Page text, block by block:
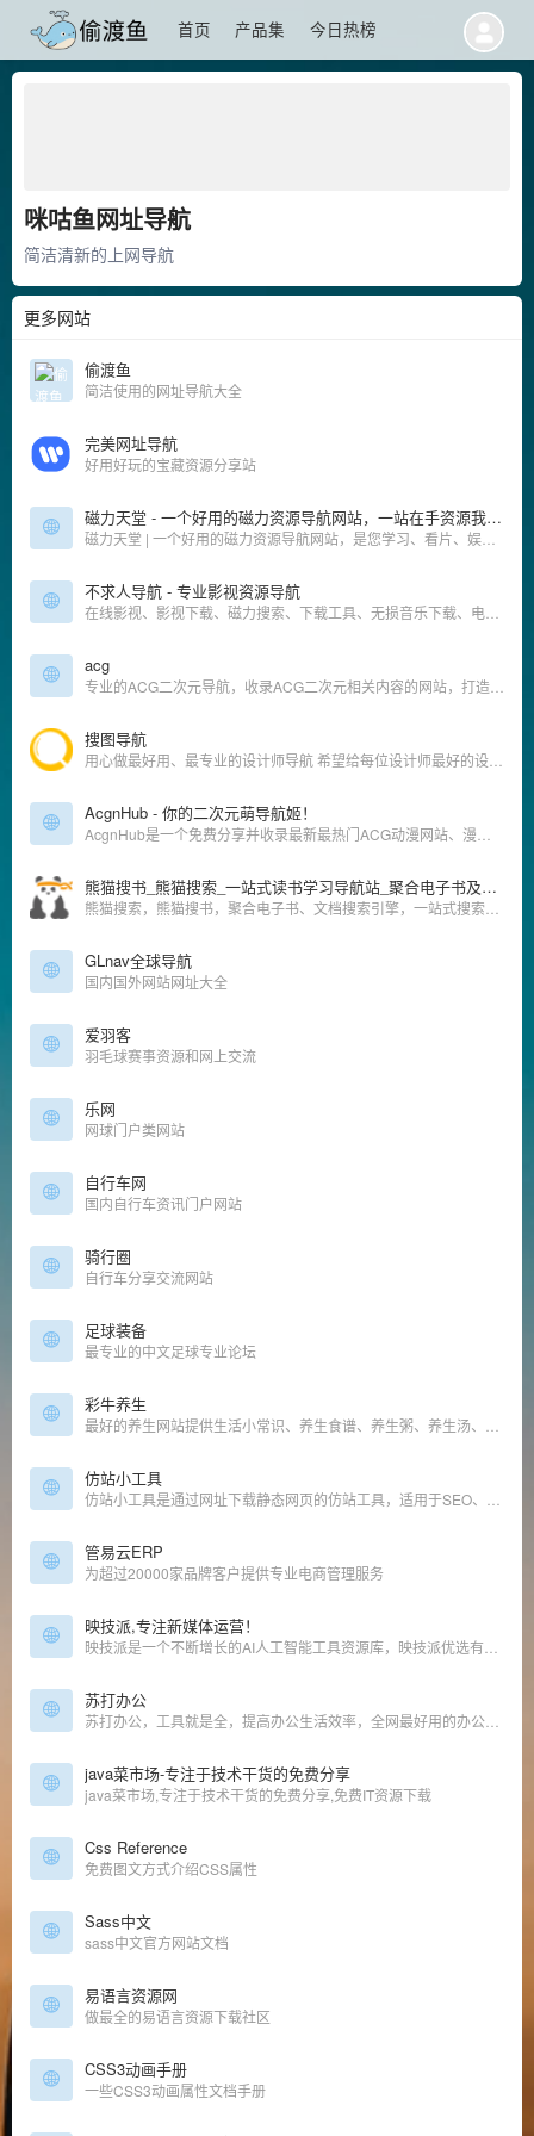
首页 产品集 今日热榜
咪咕鱼网址导航
简洁清新的上网导航
更多网站
偷渡鱼
简洁使用的网址导航大全
完美网址导航
好用好玩的宝藏资源分享站
磁力天堂 - 一个好用的磁力资源导航网站，一站在手资源我有!
不求人导航 - 专业影视资源导航
acg
搜图导航
AcgnHub - 你的二次元萌导航姬！
熊猫搜书_熊猫搜索_一站式读书学习导航站_聚合电子书及文档搜索_xmsoushu_xmsearch
GLnav全球导航
国内国外网站网址大全
爱羽客
羽毛球赛事资源和网上交流
乐网
网球门户类网站
自行车网
国内自行车资讯门户网站
骑行圈
自行车分享交流网站
足球装备
最专业的中文足球专业论坛
彩牛养生
仿站小工具
管易云ERP
为超过20000家品牌客户提供专业电商管理服务
映技派,专注新媒体运营！
苏打办公
java菜市场-专注于技术干货的免费分享
java菜市场,专注于技术干货的免费分享,免费IT资源下载
Css Reference
免费图文方式介绍CSS属性
Sass中文
sass中文官方网站文档
易语言资源网
做最全的易语言资源下载社区
CSS3动画手册
一些CSS3动画属性文档手册